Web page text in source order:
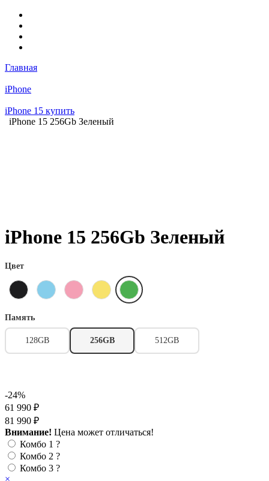
Главная
iPhone
iPhone 15 купить
iPhone 15 256Gb Зеленый
iPhone 15 256Gb Зеленый
Цвет
Память
128GB 256GB 512GB
-24%
61 990 ₽
81 990 ₽
Внимание! Цена может отличаться!
Комбо 1 ?
Комбо 2 ?
Комбо 3 ?
×